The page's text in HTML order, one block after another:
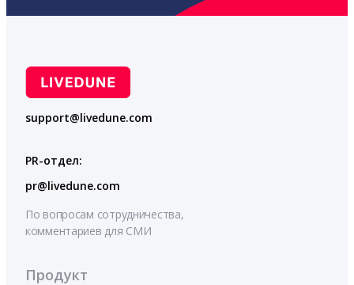
support@livedune.com
PR-отдел:
pr@livedune.com
По вопросам сотрудничества,
комментариев для СМИ
Продукт